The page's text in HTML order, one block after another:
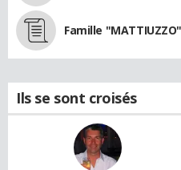
Famille "MATTIUZZO"
Ils se sont croisés